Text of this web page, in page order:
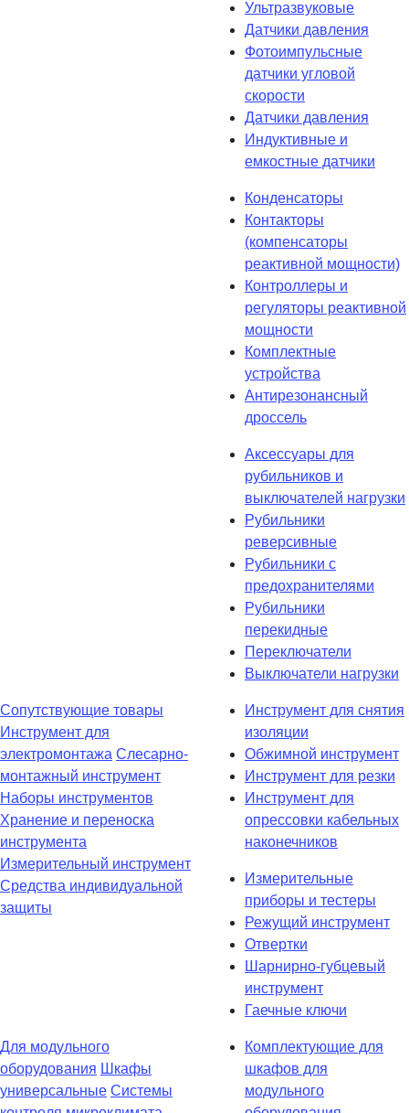
Ультразвуковые
Датчики давления
Фотоимпульсные
датчики угловой
скорости
Датчики давления
Индуктивные и
емкостные датчики
Конденсаторы
Контакторы
(компенсаторы
реактивной мощности)
Контроллеры и
регуляторы реактивной
мощности
Комплектные
устройства
Антирезонансный
дроссель
Аксессуары для
рубильников и
выключателей нагрузки
Рубильники
реверсивные
Рубильники с
предохранителями
Рубильники
перекидные
Переключатели
Выключатели нагрузки
Сопутствующие товары
Инструмент для
электромонтажа Слесарно-
монтажный инструмент
Наборы инструментов
Хранение и переноска
инструмента
Измерительный инструмент
Средства индивидуальной
защиты
Инструмент для снятия
изоляции
Обжимной инструмент
Инструмент для резки
Инструмент для
опрессовки кабельных
наконечников
Измерительные
приборы и тестеры
Режущий инструмент
Отвертки
Шарнирно-губцевый
инструмент
Гаечные ключи
Для модульного
оборудования Шкафы
универсальные Системы
Комплектующие для
шкафов для
модульного